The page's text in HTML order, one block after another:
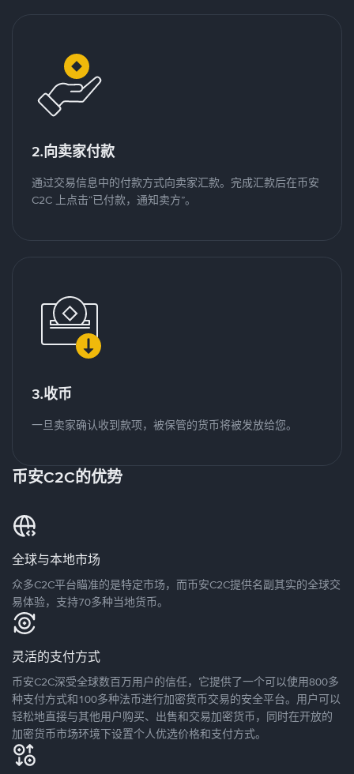
2.向卖家付款
通过交易信息中的付款方式向卖家汇款。完成汇款后在币安
C2C 上点击“已付款，通知卖方”。
3.收币
一旦卖家确认收到款项，被保管的货币将被发放给您。
币安C2C的优势
全球与本地市场
众多C2C平台瞄准的是特定市场，而币安C2C提供名副其实的全球交
易体验，支持70多种当地货币。
灵活的支付方式
币安C2C深受全球数百万用户的信任，它提供了一个可以使用800多
种支付方式和100多种法币进行加密货币交易的安全平台。用户可以
轻松地直接与其他用户购买、出售和交易加密货币，同时在开放的
加密货币市场环境下设置个人优选价格和支付方式。